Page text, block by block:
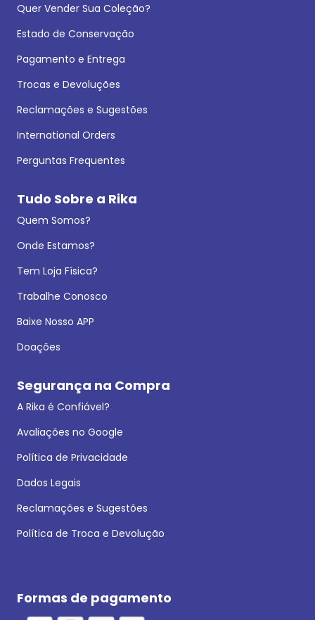
Quer Vender Sua Coleção?
Estado de Conservação
Pagamento e Entrega
Trocas e Devoluções
Reclamações e Sugestões
International Orders
Perguntas Frequentes
Tudo Sobre a Rika
Quem Somos?
Onde Estamos?
Tem Loja Física?
Trabalhe Conosco
Baixe Nosso APP
Doações
Segurança na Compra
A Rika é Confiável?
Avaliações no Google
Política de Privacidade
Dados Legais
Reclamações e Sugestões
Política de Troca e Devolução
Formas de pagamento